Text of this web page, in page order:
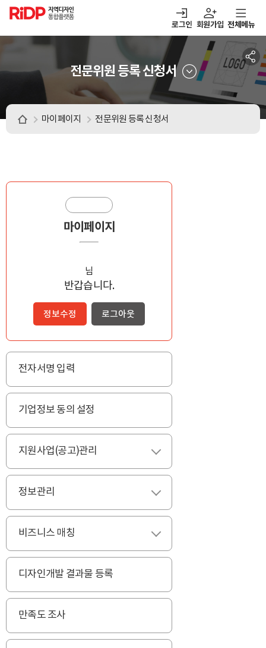
RiDP 지역디자인
통합플랫폼
로그인 회원가입
열기 알림마당
열기 아이디어뱅크
전체메뉴
전문위원 등록 신청서
마이페이지 전문위원 등록 신청서
마이페이지
님
반갑습니다.
정보수정 로그아웃
전자서명 입력
기업정보 동의 설정
지원사업(공고)관리
정보관리
비즈니스 매칭
디자인개발 결과물 등록
만족도 조사